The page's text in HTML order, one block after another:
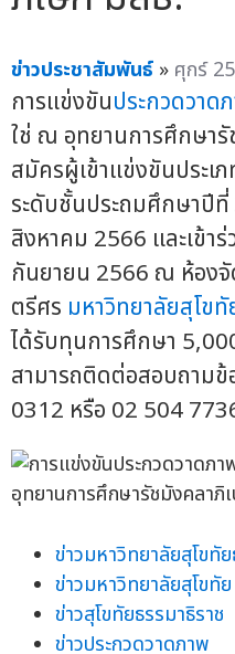
ข่าวประชาสัมพันธ์ » ศุกร์
การแข่งขันประกวดวาด
ใช่ ณ อุทยานการศึกษา
สมัครผู้เข้าแข่งขันประเ
ระดับชั้นประถมศึกษาปี
สิงหาคม 2566 และเข้า
กันยายน 2566 ณ ห้องจั
ตรีศร มหาวิทยาลัยสุโขทั
ได้รับทุนการศึกษา
สามารถติดต่อสอบถาม
0312 หรือ 02 504
ข่าวมหาวิทยาลัยสุโขทั
ข่าวมหาวิทยาลัยสุโขทัย
ข่าวสุโขทัยธรรมาธิราช
ข่าวประกวดวาดภาพ